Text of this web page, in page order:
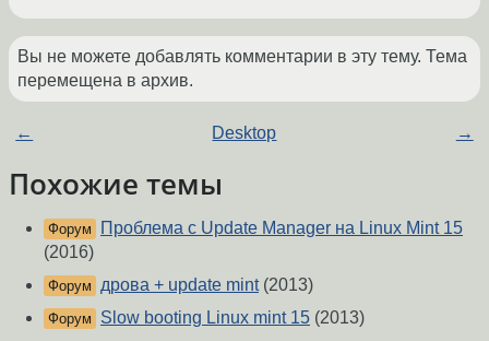
Вы не можете добавлять комментарии в эту тему. Тема
перемещена в архив.
← Desktop →
Похожие темы
Форум
Проблема с Update Manager на Linux Mint 15
(2016)
Форум дрова + update mint(2013)
Форум Slow booting Linux mint 15 (2013)